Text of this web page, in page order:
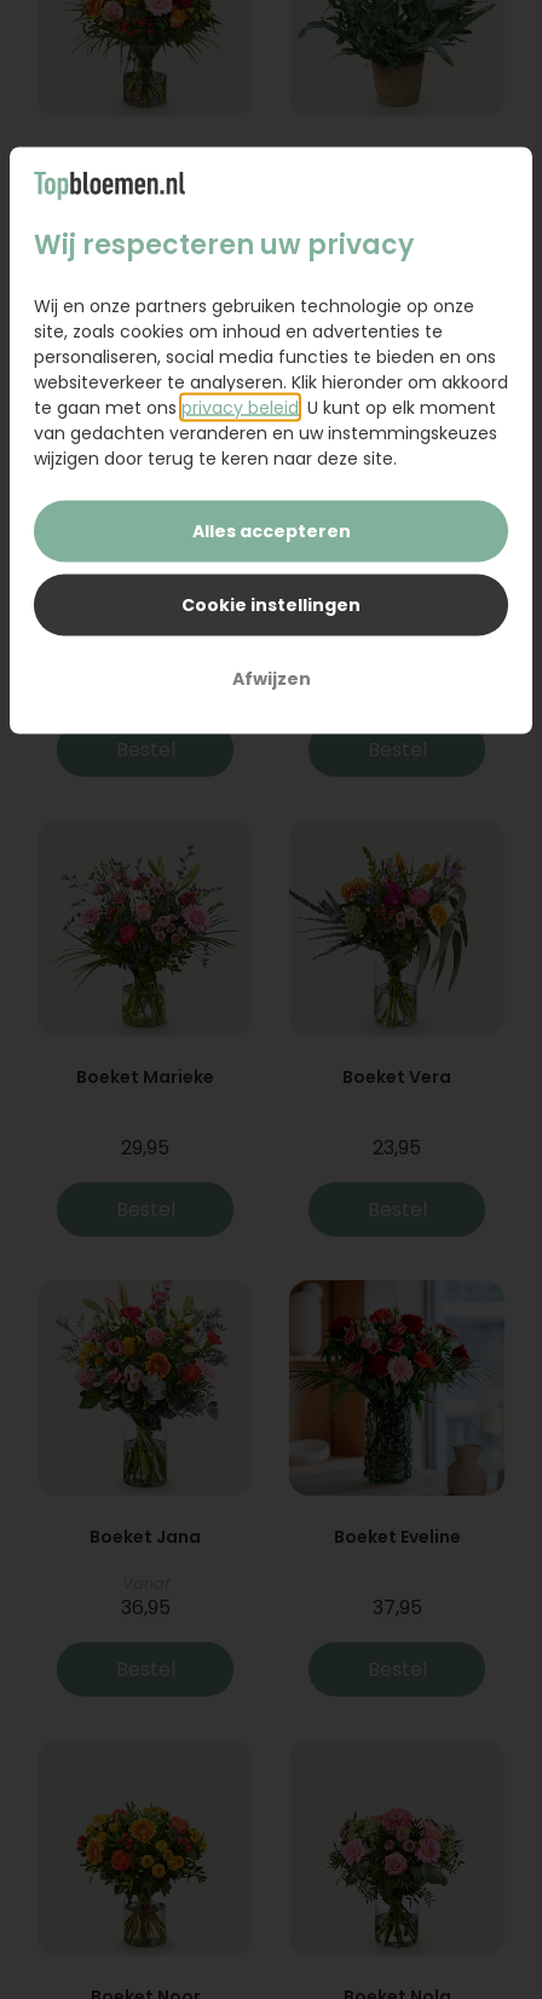
Boeket Raya
Bestel
Sanseveria
Bestel
Boeket Marieke
29,95
Bestel
Boeket Vera
23,95
Bestel
Boeket Jana
36,95
Bestel
Boeket Eveline
37,95
Bestel
Wij respecteren uw privacy
Wij en onze partners gebruiken technologie op onze
site, zoals cookies om inhoud en advertenties te
personaliseren, social media functies te bieden en ons
websiteverkeer te analyseren. Klik hieronder om akkoord
te gaan met ons privacy beleid . U kunt op elk moment
van gedachten veranderen en uw instemmingskeuzes
wijzigen door terug te keren naar deze site.
Alles accepteren
Cookie instellingen
Afwijzen